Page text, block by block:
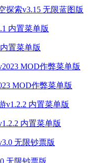
探索v3.15 无限蓝图版
置菜单版
MOD作弊菜单版
内置菜单版
无限钞票版